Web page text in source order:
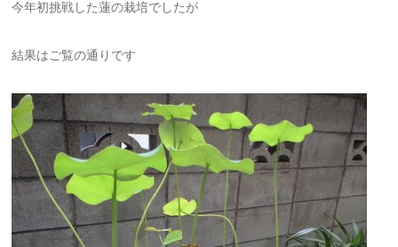
今年初挑戦した蓮の栽培でしたが
結果はご覧の通りです